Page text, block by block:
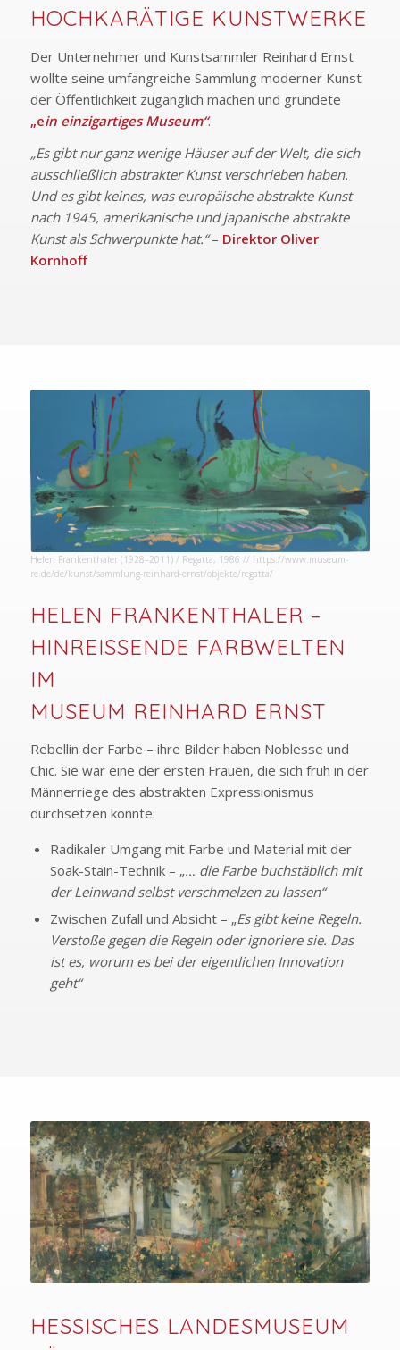
HOCHKARÄTIGE KUNSTWERKE
Der Unternehmer und Kunstsammler Reinhard Ernst
wollte seine umfangreiche Sammlung moderner Kunst
der Öffentlichkeit zugänglich machen und gründete
„ein einzigartiges Museum“.
„Es gibt nur ganz wenige Häuser auf der Welt, die sich
ausschließlich abstrakter Kunst verschrieben haben.
Und es gibt keines, was europäische abstrakte Kunst
nach 1945, amerikanische und japanische abstrakte
Kunst als Schwerpunkte hat.“– Direktor Oliver
Kornhoff
Helen Frankenthaler (1928–2011) / Regatta, 1986 // https://www.museum-
re.de/de/kunst/sammlung-reinhard-ernst/objekte/regatta/
HELEN FRANKENTHALER –
HINREISSENDE FARBWELTEN I
M
MUSEUM REINHARD ERNST
Rebellin der Farbe – ihre Bilder haben Noblesse und
Chic. Sie war eine der ersten Frauen, die sich früh in der
Männerriege des abstrakten Expressionismus
durchsetzen konnte:
Radikaler Umgang mit Farbe und Material mit der
Soak-Stain-Technik – „… die Farbe buchstäblich mit
der Leinwand selbst verschmelzen zu lassen“
Zwischen Zufall und Absicht – „Es gibt keine Regeln.
Verstoße gegen die Regeln oder ignoriere sie. Das
ist es, worum es bei der eigentlichen Innovation
geht“
HESSISCHES LANDESMUSEUM